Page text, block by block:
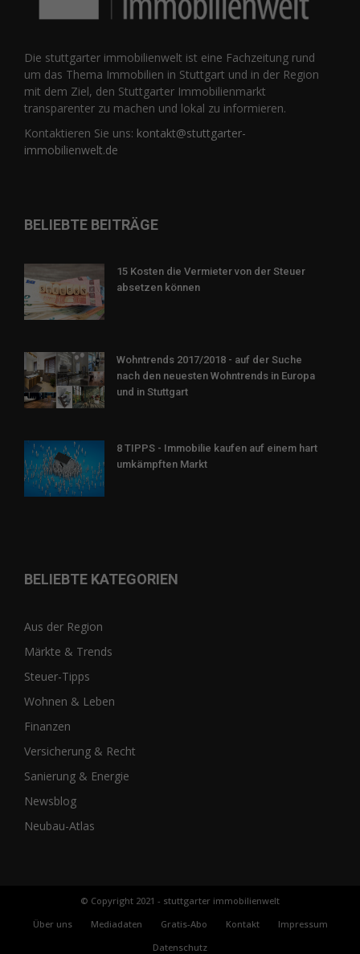
Die stuttgarter immobilienwelt ist eine Fachzeitung rund
um das Thema Immobilien in Stuttgart und in der Region
mit dem Ziel, den Stuttgarter Immobilienmarkt
transparenter zu machen und lokal zu informieren.
Kontaktieren Sie uns: kontakt@stuttgarter-
immobilienwelt.de
BELIEBTE BEITRÄGE
15 Kosten die Vermieter von der Steuer
absetzen können
Wohntrends 2017/2018 - auf der Suche
nach den neuesten Wohntrends in Europa
und in Stuttgart
8 TIPPS - Immobilie kaufen auf einem hart
umkämpften Markt
BELIEBTE KATEGORIEN
Aus der Region
Märkte & Trends
Steuer-Tipps
Wohnen & Leben
Finanzen
Versicherung & Recht
Sanierung & Energie
Newsblog
Neubau-Atlas
© Copyright 2021 - stuttgarter immobilienwelt
Über uns
Mediadaten Gratis-Abo Kontakt
Impressum
Datenschutz